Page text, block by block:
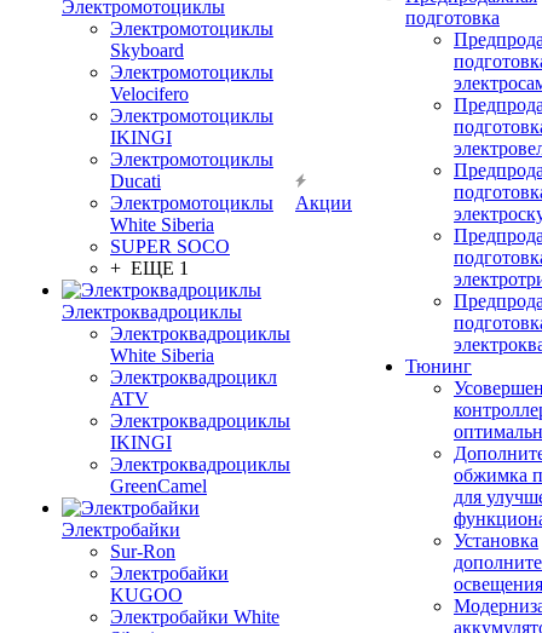
Электромотоциклы
Электромотоциклы
Skyboard
Электромотоциклы
Velocifero
Электромотоциклы
IKINGI
Электромотоциклы
Ducati
Электромотоциклы
White Siberia
SUPER SOCO
+ ЕЩЕ 1
Электроквадроциклы
Электроквадроциклы
White Siberia
Электроквадроцикл
ATV
Электроквадроциклы
IKINGI
Электроквадроциклы
GreenCamel
Электробайки
Sur-Ron
Электробайки
KUGOO
Электробайки White
Акции
подготовка
Тюнинг
обжимка
для
Установка
освещения